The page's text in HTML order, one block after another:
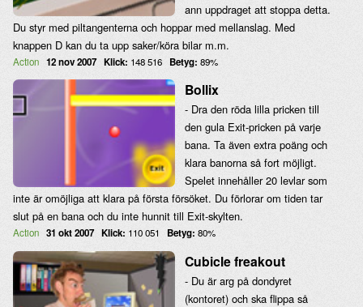
ann uppdraget att stoppa detta.
Du styr med piltangenterna och hoppar med mellanslag. Med
knappen D kan du ta upp saker/köra bilar m.m.
Action 12 nov 2007 Klick: 148 516 Betyg: 89%
Bollix
- Dra den röda lilla pricken till
den gula Exit-pricken på varje
bana. Ta även extra poäng och
klara banorna så fort möjligt.
Spelet innehåller 20 levlar som
inte är omöjliga att klara på första försöket. Du förlorar om tiden tar
slut på en bana och du inte hunnit till Exit-skylten.
Action 31 okt 2007 Klick: 110 051 Betyg: 80%
Cubicle freakout
- Du är arg på dondyret
(kontoret) och ska flippa så